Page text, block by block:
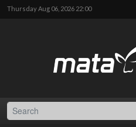
Thursday Aug 06, 2026 22:00